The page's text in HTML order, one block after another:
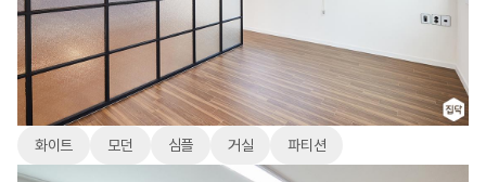
화이트 모던 심플 거실 파티션